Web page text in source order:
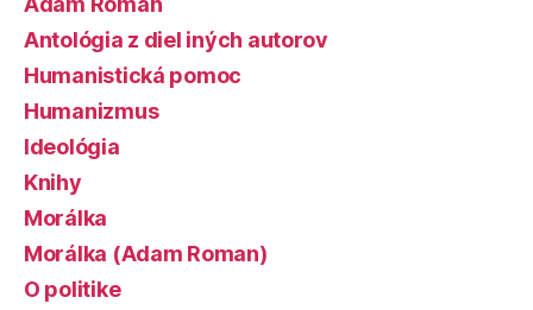
Antológia z diel iných autorov
Humanistická pomoc
Humanizmus
Ideológia
Knihy
Morálka
Morálka (Adam Roman)
O politike